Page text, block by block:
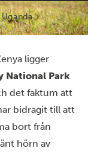
ligger
National Park
det faktum att
bidragit till att
bort från
hörn av